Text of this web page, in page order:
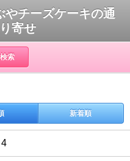
やチーズケーキの通
寄せ
検索
新着順